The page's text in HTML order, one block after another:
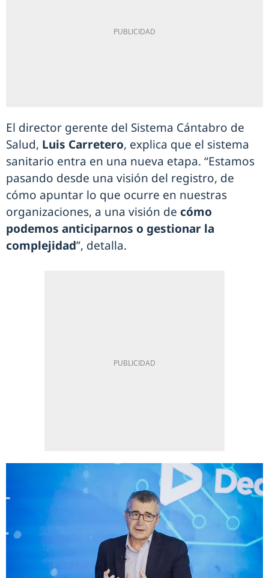
El director gerente del Sistema Cántabro de
Salud, Luis Carretero, explica que el sistema
sanitario entra en una nueva etapa. “Estamos
pasando desde una visión del registro, de
cómo apuntar lo que ocurre en nuestras
organizaciones, a una visión de cómo
podemos anticiparnos o gestionar la
complejidad”, detalla.